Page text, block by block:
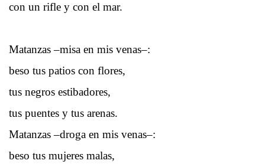
con un rifle y con el mar.
Matanzas –misa en mis venas–:
beso tus patios con flores,
tus negros estibadores,
tus puentes y tus arenas.
Matanzas –droga en mis venas–:
beso tus mujeres malas,